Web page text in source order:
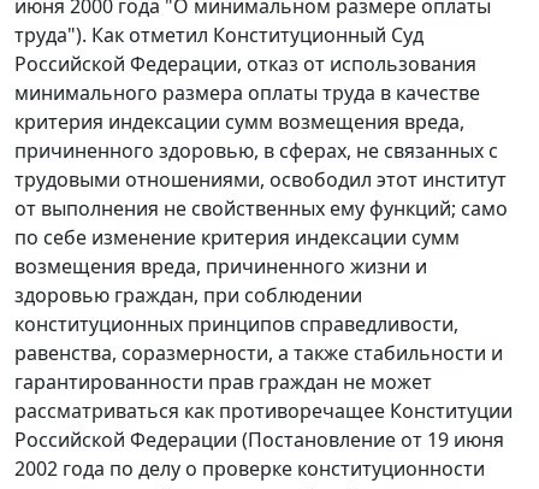
июня 2000 года "О минимальном размере оплаты
труда"). Как отметил Конституционный Суд
Российской Федерации, отказ от использования
минимального размера оплаты труда в качестве
критерия индексации сумм возмещения вреда,
причиненного здоровью, в сферах, не связанных с
трудовыми отношениями, освободил этот институт
от выполнения не свойственных ему функций; само
по себе изменение критерия индексации сумм
возмещения вреда, причиненного жизни и
здоровью граждан, при соблюдении
конституционных принципов справедливости,
равенства, соразмерности, а также стабильности и
гарантированности прав граждан не может
рассматриваться как противоречащее Конституции
Российской Федерации (Постановление от 19 июня
2002 года по делу о проверке конституционности